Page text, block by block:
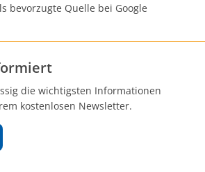
bevorzugte Quelle bei Google
die wichtigsten Informationen
kostenlosen Newsletter.